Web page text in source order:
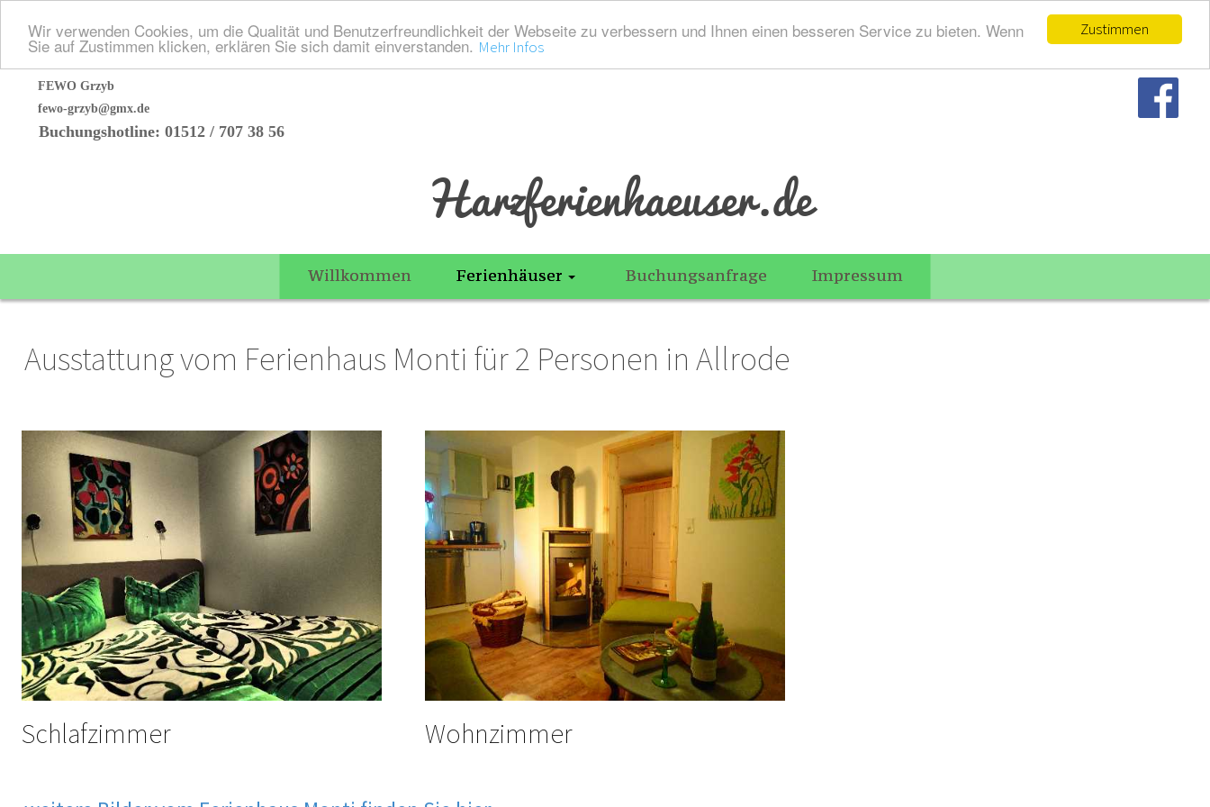
Zustimmen
Wir verwenden Cookies, um die Qualität und Benutzerfreundlichkeit der Webseite zu verbessern und Ihnen einen besseren Service zu bieten. Wenn
Sie auf Zustimmen klicken, erklären Sie sich damit einverstanden. Mehr Infos
FEWO Grzyb
fewo-grzyb@gmx.de
Buchungshotline: 01512 / 707 38 56
Harzferienhaeuser.de
Willkommen Ferienhäuser Buchungsanfrage Impressum
Ausstattung vom Ferienhaus Monti für 2 Personen in Allrode
Schlafzimmer Wohnzimmer